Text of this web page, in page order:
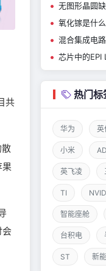
共
会
无图形晶圆缺陷
氧化镓是什么
混合集成电路中
芯片中的EPI Layer
热门标
华为 英
小米
英飞凌
TI
智能座舱
台积电
ST 新